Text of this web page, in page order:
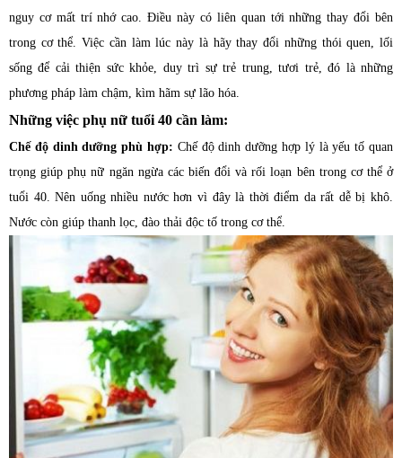
nguy cơ mất trí nhớ cao. Điều này có liên quan tới những thay đổi bên
trong cơ thể. Việc cần làm lúc này là hãy thay đổi những thói quen, lối
sống để cải thiện sức khỏe, duy trì sự trẻ trung, tươi trẻ, đó là những
phương pháp làm chậm, kìm hãm sự lão hóa.
Những việc phụ nữ tuổi 40 cần làm:
Chế độ dinh dưỡng phù hợp: Chế độ dinh dưỡng hợp lý là yếu tố quan
trọng giúp phụ nữ ngăn ngừa các biến đổi và rối loạn bên trong cơ thể ở
tuổi 40. Nên uống nhiều nước hơn vì đây là thời điểm da rất dễ bị khô.
Nước còn giúp thanh lọc, đào thải độc tố trong cơ thể.